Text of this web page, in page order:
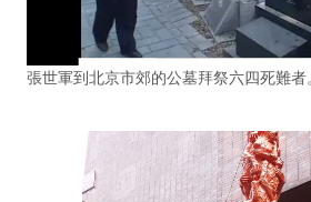
張世軍到北京市郊的公墓拜祭六四死難者